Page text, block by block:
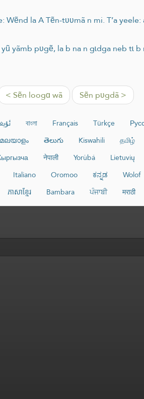
Wẽnd la A Tẽn-tʋʋmã n mi. T’a
yãmb pʋgẽ, la b na n gɩdga neb tɩ
< Sẽn loogɑ wã Sẽn pʋgdã >
বাংলা Français Türkçe
മലയാളം తెలుగు Kiswahili தமிழ்
नेपाली Yorùbá Lietuvių
Italiano Oromoo ಕನ್ನಡ Wolof
ភាសាខ្មែរ Bambara ਪੰਜਾਬੀ मराठी